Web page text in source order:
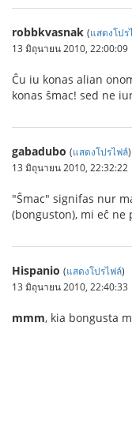
robbkvasnak (แสดงโปร
13 มิถุนายน 2010, 22:00:09
Ĉu iu konas alian
konas ŝmac! sed ne
gabadubo (แสดงโปรไฟล์)
13 มิถุนายน 2010, 22:32:22
"Ŝmac" signifas nur
(bonguston), mi eĉ
Hispanio (แสดงโปรไฟล์)
13 มิถุนายน 2010, 22:40:33
mmm, kia bongusta